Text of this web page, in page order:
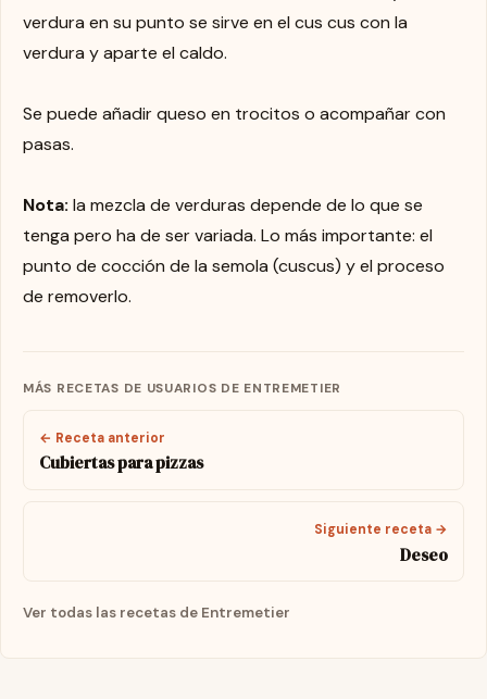
verdura en su punto se sirve en el cus cus con la
verdura y aparte el caldo.
Se puede añadir queso en trocitos o acompañar con
pasas.
Nota: la mezcla de verduras depende de lo que se
tenga pero ha de ser variada. Lo más importante: el
punto de cocción de la semola (cuscus) y el proceso
de removerlo.
MÁS RECETAS DE USUARIOS DE ENTREMETIER
← Receta anterior
Cubiertas para pizzas
Siguiente receta →
Deseo
Ver todas las recetas de Entremetier